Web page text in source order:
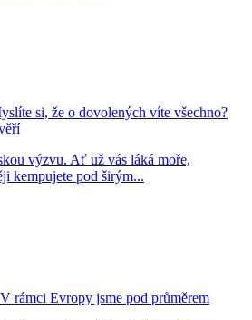
si, že o dovolených víte všechno?
výzvu. Ať už vás láká moře,
kempujete pod širým...
rámci Evropy jsme pod průměrem